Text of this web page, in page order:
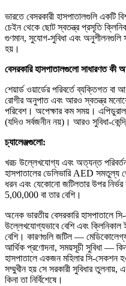
ভারতে বেসরকারী হাসপাতালগুলি একটি
চেইন থেকে ছোট স্বতন্ত্র প্রসূতি
গুণমান, সুযোগ-সুবিধা এবং অনুশীলনগুলি
হয়।
বেসরকারি হাসপাতালগুলো সাধারণত কী
শেয়ার্ড ওয়ার্ডের পরিবর্তে ব্যক্তিগত
রোগীর অনুপাত এবং আরও স্বতন্ত্র
পরিবেশ। অপেক্ষার কম সময়। এপিডুরাল
(যদিও সর্বজনীন নয়)। আরও সুবিধা-
চ্যালেঞ্জগুলো:
খরচ উল্লেখযোগ্য এবং অত্যন্ত
হাসপাতালের ডেলিভারি AED সমতুল্য
ধরন এবং যেকোনো জটিলতার উপর
5,00,000 বা তার বেশি।
অনেক ভারতীয় বেসরকারি হাসপাতালে
উল্লেখযোগ্যভাবে বেশি এবং ক্লিনিকাল
বেশি। কারণগুলি জটিল —
আর্থিক প্রণোদনা, সময়সূচী সুবিধা —
হাসপাতালে একজন মহিলার সি-সেকশন
সম্মুখীন হয় সে সরকারী সুবিধার তুলনায়,
কিনা তা নির্বিশেষে।